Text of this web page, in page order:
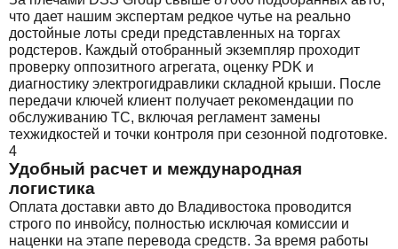
что дает нашим экспертам редкое чутье на реально
достойные лоты среди представленных на торгах
родстеров. Каждый отобранный экземпляр проходит
проверку оппозитного агрегата, оценку PDK и
диагностику электрогидравлики складной крыши. После
передачи ключей клиент получает рекомендации по
обслуживанию ТС, включая регламент замены
техжидкостей и точки контроля при сезонной подготовке.
4
Удобный расчет и международная
логистика
Оплата доставки авто до Владивостока проводится
строго по инвойсу, полностью исключая комиссии и
наценки на этапе перевода средств. За время работы